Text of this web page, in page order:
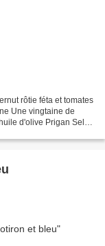
rôtie féta et tomates
Une vingtaine de
d'olive Prigan Sel,